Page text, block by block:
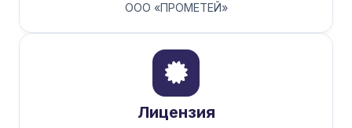
ООО «ПРОМЕТЕЙ»
Лицензия